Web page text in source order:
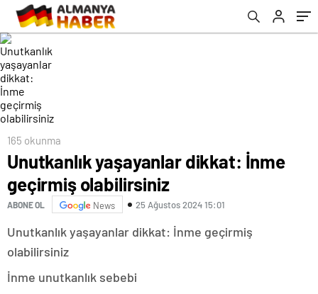
165 okunma
Unutkanlık yaşayanlar dikkat: İnme
geçirmiş olabilirsiniz
ABONE OL News 25 Ağustos 2024 15:01
Unutkanlık yaşayanlar dikkat: İnme geçirmiş
olabilirsiniz
İnme unutkanlık sebebi